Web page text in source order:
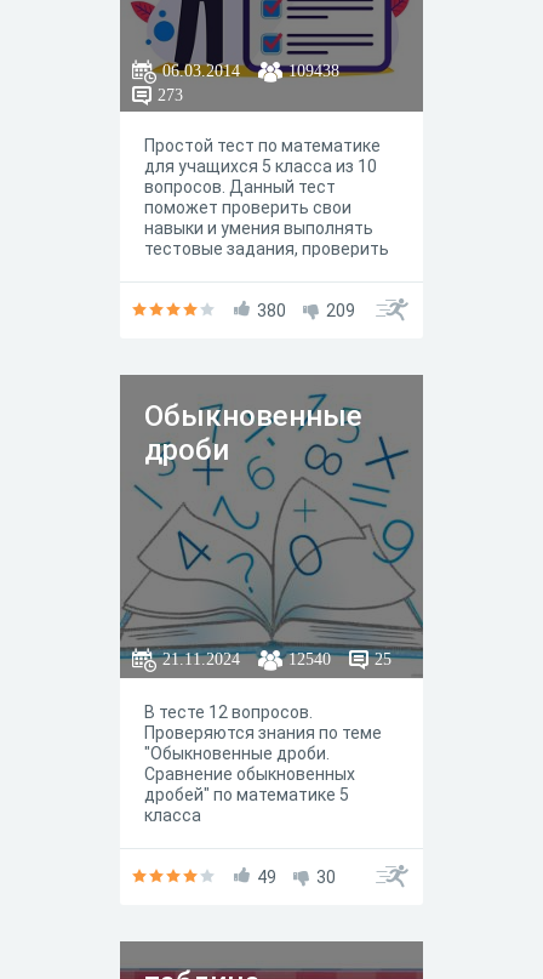
06.03.2014
109438
273
Простой тест по математике
для учащихся 5 класса из 10
вопросов. Данный тест
поможет проверить свои
навыки и умения выполнять
тестовые задания, проверить
чисел", "Сравнение
десятичных дробей".
380 209
Обыкновенные
дроби
21.11.2024 12540 25
В тесте 12 вопросов.
Проверяются знания по теме
"Обыкновенные дроби.
Сравнение обыкновенных
дробей" по математике 5
класса
49 30